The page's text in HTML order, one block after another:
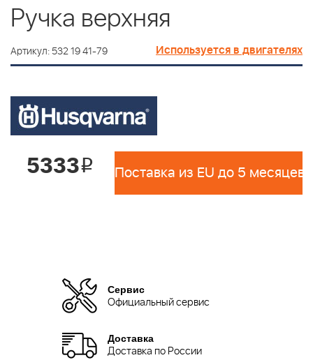
Ручка верхняя
Артикул: 532 19 41-79 Используется в двигателях
5333i Поставка из EU до 5 месяцев
Сервис
Официальный сервис
Доставка
Доставка по России